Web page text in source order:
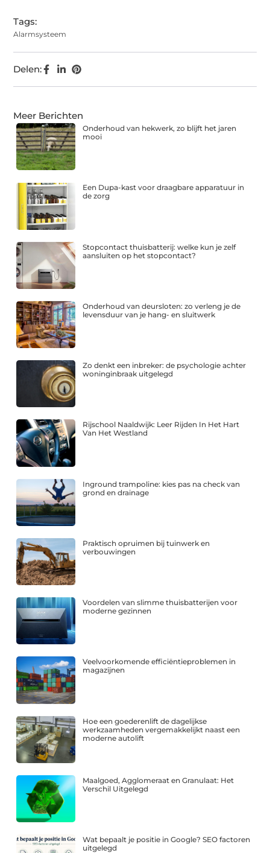
Tags:
Alarmsysteem
Delen:
Meer Berichten
Onderhoud van hekwerk, zo blijft het jaren
mooi
Een Dupa-kast voor draagbare apparatuur in
de zorg
Stopcontact thuisbatterij: welke kun je zelf
aansluiten op het stopcontact?
Onderhoud van deursloten: zo verleng je de
levensduur van je hang- en sluitwerk
Zo denkt een inbreker: de psychologie achter
woninginbraak uitgelegd
Rijschool Naaldwijk: Leer Rijden In Het Hart
Van Het Westland
Inground trampoline: kies pas na check van
grond en drainage
Praktisch opruimen bij tuinwerk en
verbouwingen
Voordelen van slimme thuisbatterijen voor
moderne gezinnen
Veelvoorkomende efficiëntieproblemen in
magazijnen
Hoe een goederenlift de dagelijkse
werkzaamheden vergemakkelijkt naast een
moderne autolift
Maalgoed, Agglomeraat en Granulaat: Het
Verschil Uitgelegd
Wat bepaalt je positie in Google? SEO factoren
uitgelegd